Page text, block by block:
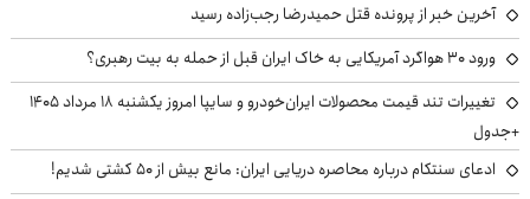
آخرین خبر از پرونده قتل حمیدرضا رجب‌زاده رسید
ورود ۳۰ هواگرد آمریکایی به خاک ایران قبل از حمله به بیت رهبری؟
تغییرات تند قیمت محصولات ایران‌خودرو و سایپا امروز یکشنبه ۱۸ مرداد ۱۴۰۵
+جدول
ادعای سنتکام درباره محاصره دریایی ایران: مانع بیش از ۵۰ کشتی شدیم!